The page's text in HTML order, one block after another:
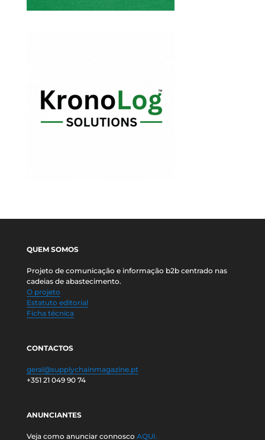
QUEM SOMOS
Projeto de comunicação e informação b2b centrado nas
cadeias de abastecimento.
O projeto
Estatuto editorial
Ficha técnica
CONTACTOS
geral@supplychainmagazine.pt
+351 21 049 90 74
ANUNCIANTES
Veja como anunciar connosco AQUI.